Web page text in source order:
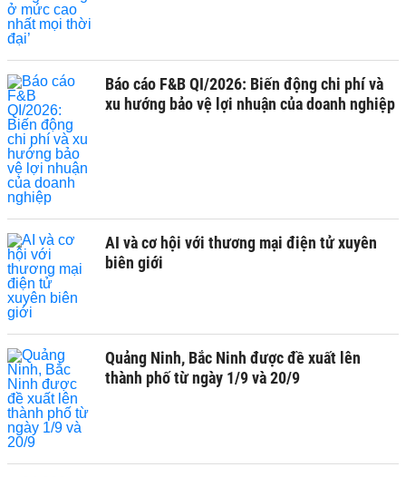
Báo cáo F&B QI/2026: Biến động chi phí và
xu hướng bảo vệ lợi nhuận của doanh nghiệp
AI và cơ hội với thương mại điện tử xuyên
biên giới
Quảng Ninh, Bắc Ninh được đề xuất lên
thành phố từ ngày 1/9 và 20/9